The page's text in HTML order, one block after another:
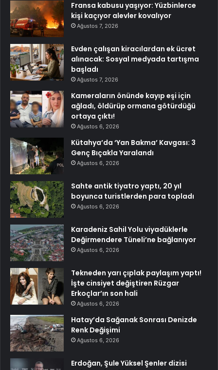
Fransa kabusu yaşıyor: Yüzbinlerce
kişi kaçıyor alevler kovalıyor
Ağustos 7, 2026
Evden çalışan kiracılardan ek ücret
alınacak: Sosyal medyada tartışma
başladı
Ağustos 7, 2026
Kameraların önünde kayıp eşi için
ağladı, öldürüp ormana götürdüğü
ortaya çıktı!
Ağustos 6, 2026
Kütahya’da ‘Yan Bakma’ Kavgası: 3
Genç Bıçakla Yaralandı
Ağustos 6, 2026
Sahte antik tiyatro yaptı, 20 yıl
boyunca turistlerden para topladı
Ağustos 6, 2026
Karadeniz Sahil Yolu viyadüklerle
Değirmendere Tüneli’ne bağlanıyor
Ağustos 6, 2026
Tekneden yarı çıplak paylaşım yaptı!
İşte cinsiyet değiştiren Rüzgar
Erkoçlar’ın son hali
Ağustos 6, 2026
Hatay’da Sağanak Sonrası Denizde
Renk Değişimi
Ağustos 6, 2026
Erdoğan, Şule Yüksel Şenler dizisi